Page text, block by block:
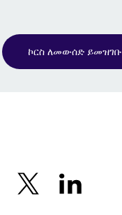
ኮርስ ለመውሰድ ይመዝገቡ